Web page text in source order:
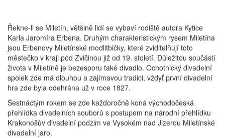
Řekne-li se Miletín, většině lidí se vybaví rodiště autora Kytice
Karla Jaromíra Erbena. Druhým charakteristickým rysem Miletína
jsou Erbenovy Miletínské modlitbičky, které zviditelňují toto
městečko v kraji pod Zvičinou již od 19. století. Důležitou součástí
života v Miletíně je bezesporu také divadlo. Ochotnický divadelní
spolek zde má dlouhou a zajímavou tradici, vždyť první divadelní
hra zde byla odehrána už v roce 1827.
Šestnáctým rokem se zde každoročně koná východočeská
přehlídka divadelních souborů s postupem na národní přehlídku
Krakonošův divadelní podzim ve Vysokém nad Jizerou Miletínské
divadelní jaro.